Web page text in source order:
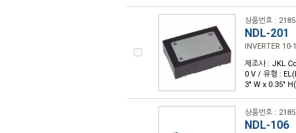
상품번호 :
NDL-201
INVERTER
제조사 : JKL
0 V / 유형 :
3" W x 0.35"
상품번호 :
NDL-106